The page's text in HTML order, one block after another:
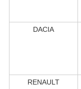
DACIA
RENAULT